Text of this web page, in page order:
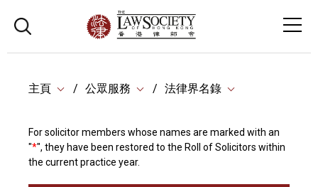
主頁 公眾服務 法律界名錄
For solicitor members whose names are marked with an
"*", they have been restored to the Roll of Solicitors within
the current practice year.